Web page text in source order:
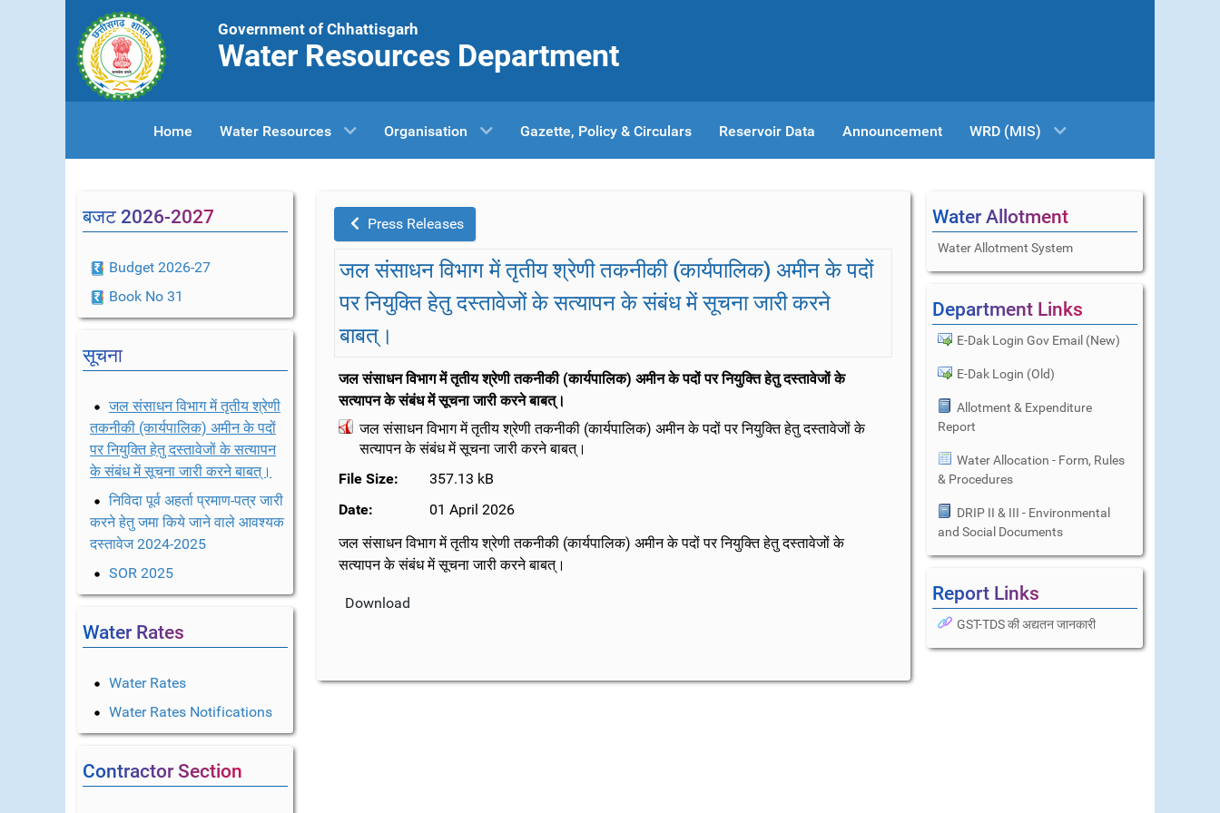
Government of Chhattisgarh
Water Resources Department
Home Water Resources Organisation Gazette, Policy & Circulars Reservoir Data Announcement WRD (MIS)
बजट 2026-2027
Budget 2026-27
Book No 31
सूचना
जल संसाधन विभाग में तृतीय श्रेणी
तकनीकी (कार्यपालिक) अमीन के पदों
पर नियुक्ति हेतु दस्तावेजों के सत्यापन
के संबंध में सूचना जारी करने बाबत्।
निविदा पूर्व अहर्ता प्रमाण-पत्र जारी
करने हेतु जमा किये जाने वाले आवश्यक
दस्तावेज 2024-2025
SOR 2025
Water Rates
Water Rates
Water Rates Notifications
Contractor Section
Press Releases
जल संसाधन विभाग में तृतीय श्रेणी तकनीकी (कार्यपालिक) अमीन के पदों
पर नियुक्ति हेतु दस्तावेजों के सत्यापन के संबंध में सूचना जारी करने
बाबत्।
जल संसाधन विभाग में तृतीय श्रेणी तकनीकी (कार्यपालिक) अमीन के पदों पर नियुक्ति हेतु दस्तावेजों के
सत्यापन के संबंध में सूचना जारी करने बाबत्।
जल संसाधन विभाग में तृतीय श्रेणी तकनीकी (कार्यपालिक) अमीन के पदों पर नियुक्ति हेतु दस्तावेजों के
सत्यापन के संबंध में सूचना जारी करने बाबत्।
File Size:
357.13 kB
Date:
01 April 2026
जल संसाधन विभाग में तृतीय श्रेणी तकनीकी (कार्यपालिक) अमीन के पदों पर नियुक्ति हेतु दस्तावेजों के
सत्यापन के संबंध में सूचना जारी करने बाबत्।
Water Allotment
Water Allotment System
Department Links
E-Dak Login Gov Email (New)
E-Dak Login (Old)
Allotment & Expenditure
Report
Water Allocation - Form, Rules
& Procedures
DRIP II & III - Environmental
and Social Documents
Report Links
GST-TDS की अद्यतन जानकारी